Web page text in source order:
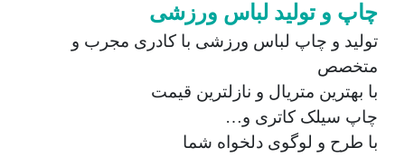
چاپ و تولید لباس ورزشی
تولید و چاپ لباس ورزشی با کادری مجرب و
متخصص
با بهترین متریال و نازلترین قیمت
چاپ سیلک کاتری و…
با طرح و لوگوی دلخواه شما